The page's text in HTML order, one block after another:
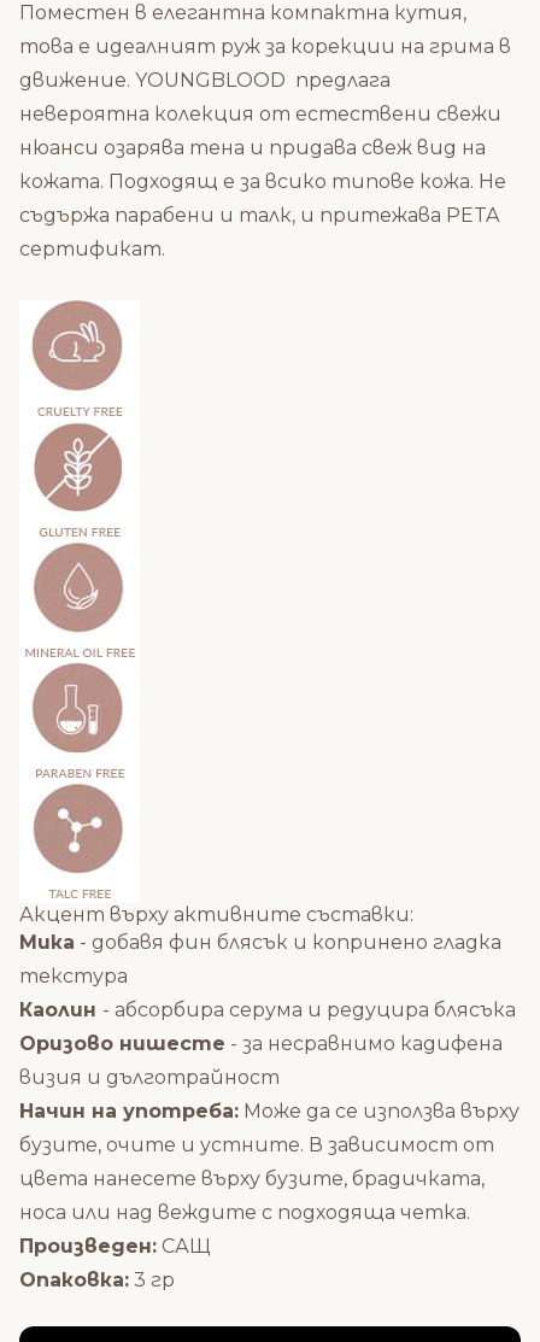
Поместен в елегантна компактна кутия,
това е идеалният руж за корекции на грима в
движение. YOUNGBLOOD предлага
невероятна колекция от естествени свежи
нюанси озарява тена и придава свеж вид на
кожата. Подходящ е за всико типове кожа. Не
съдържа парабени и талк, и притежава PETA
сертификат.
Акцент върху активните съставки:
Мика - добавя фин блясък и копринено гладка
текстура
Каолин - абсорбира серума и редуцира блясъка
Оризово нишесте - за несравнимо кадифена
визия и дълготрайност
Начин на употреба: Може да се използва върху
бузите, очите и устните. В зависимост от
цвета нанесете върху бузите, брадичката,
носа или над веждите с подходяща четка.
Произведен: САЩ
Опаковка: 3 гр